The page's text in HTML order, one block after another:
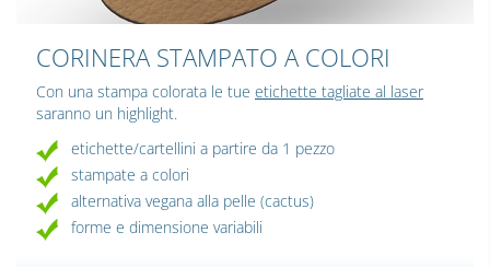
CORINERA STAMPATO A COLORI
Con una stampa colorata le tue etichette tagliate al laser
saranno un highlight.
etichette/cartellini a partire da 1 pezzo
stampate a colori
alternativa vegana alla pelle (cactus)
forme e dimensione variabili